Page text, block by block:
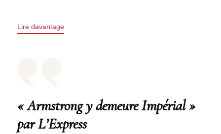
Lire davantage
« Armstrong y demeure Impérial »
par L’Express